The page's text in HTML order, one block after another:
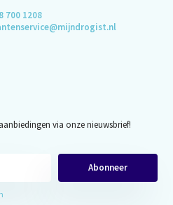
700 1208
via onze nieuwsbrief!
Abonneer